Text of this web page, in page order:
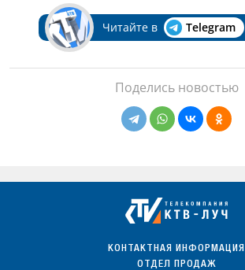
Читайте в Telegram
Поделись новостью
КОНТАКТНАЯ ИНФОРМАЦИЯ
ОТДЕЛ ПРОДАЖ